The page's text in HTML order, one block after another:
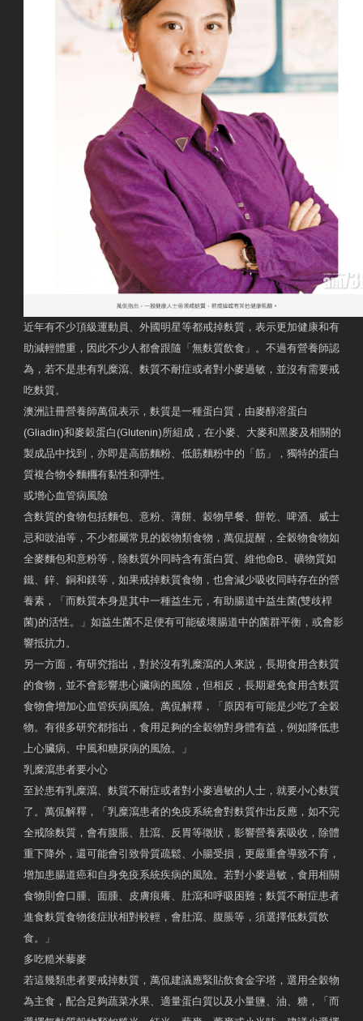
近年有不少頂級運動員、外國明星等都戒掉麩質，表示更加健康和有
助減輕體重，因此不少人都會跟隨「無麩質飲食」。不過有營養師認
為，若不是患有乳糜瀉、麩質不耐症或者對小麥過敏，並沒有需要戒
吃麩質。
澳洲註冊營養師萬侃表示，麩質是一種蛋白質，由麥醇溶蛋白
(Gliadin)和麥穀蛋白(Glutenin)所組成，在小麥、大麥和黑麥及相關的
製成品中找到，亦即是高筋麵粉、低筋麵粉中的「筋」，獨特的蛋白
質複合物令麵糰有黏性和彈性。
或增心血管病風險
含麩質的食物包括麵包、意粉、薄餅、穀物早餐、餅乾、啤酒、威士
忌和豉油等，不少都屬常見的穀物類食物，萬侃提醒，全穀物食物如
全麥麵包和意粉等，除麩質外同時含有蛋白質、維他命B、礦物質如
鐵、鋅、銅和鎂等，如果戒掉麩質食物，也會減少吸收同時存在的營
養素，「而麩質本身是其中一種益生元，有助腸道中益生菌(雙歧桿
菌)的活性。」如益生菌不足便有可能破壞腸道中的菌群平衡，或會影
響抵抗力。
另一方面，有研究指出，對於沒有乳糜瀉的人來說，長期食用含麩質
的食物，並不會影響患心臟病的風險，但相反，長期避免食用含麩質
食物會增加心血管疾病風險。萬侃解釋，「原因有可能是少吃了全穀
物。有很多研究都指出，食用足夠的全穀物對身體有益，例如降低患
上心臟病、中風和糖尿病的風險。」
乳糜瀉患者要小心
至於患有乳糜瀉、麩質不耐症或者對小麥過敏的人士，就要小心麩質
了。萬侃解釋，「乳糜瀉患者的免疫系統會對麩質作出反應，如不完
全戒除麩質，會有腹脹、肚瀉、反胃等徵狀，影響營養素吸收，除體
重下降外，還可能會引致骨質疏鬆、小腸受損，更嚴重會導致不育，
增加患腸道癌和自身免疫系統疾病的風險。若對小麥過敏，食用相關
食物則會口腫、面腫、皮膚痕癢、肚瀉和呼吸困難；麩質不耐症患者
進食麩質食物後症狀相對較輕，會肚瀉、腹脹等，須選擇低麩質飲
食。」
多吃糙米藜麥
若這幾類患者要戒掉麩質，萬侃建議應緊貼飲食金字塔，選用全穀物
為主食，配合足夠蔬菜水果、適量蛋白質以及小量鹽、油、糖，「而